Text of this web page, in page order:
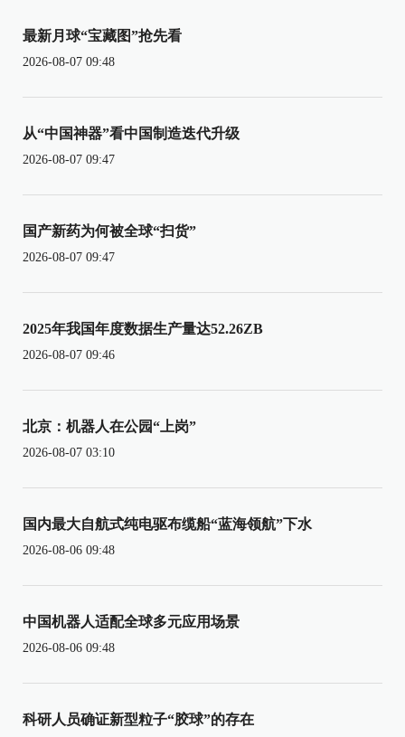
最新月球“宝藏图”抢先看
2026-08-07 09:48
从“中国神器”看中国制造迭代升级
2026-08-07 09:47
国产新药为何被全球“扫货”
2026-08-07 09:47
2025年我国年度数据生产量达52.26ZB
2026-08-07 09:46
北京：机器人在公园“上岗”
2026-08-07 03:10
国内最大自航式纯电驱布缆船“蓝海领航”下水
2026-08-06 09:48
中国机器人适配全球多元应用场景
2026-08-06 09:48
科研人员确证新型粒子“胶球”的存在